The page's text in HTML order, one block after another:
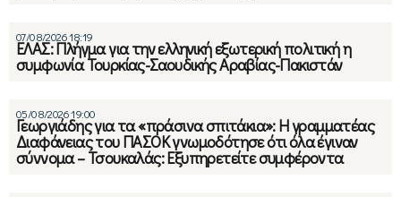
07/08/2026 18:19
ΕΛΑΣ: Πλήγμα για την ελληνική εξωτερική πολιτική η
συμφωνία Τουρκίας-Σαουδικής Αραβίας-Πακιστάν
05/08/2026 19:00
Γεωργιάδης για τα «πράσινα σπιτάκια»: Η γραμματέας
Διαφάνειας του ΠΑΣΟΚ γνωμοδότησε ότι όλα έγιναν
σύννομα – Τσουκαλάς: Εξυπηρετείτε συμφέροντα